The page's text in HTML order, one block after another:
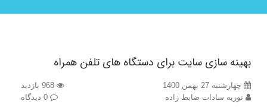
بهینه سازی سایت برای دستگاه های تلفن همراه
چهارشنبه 27 بهمن 1400
نوریه سادات ضابط زاده